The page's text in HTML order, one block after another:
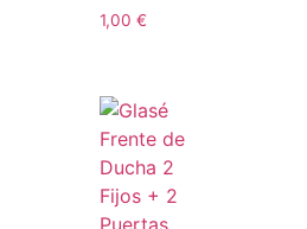
1,00 €